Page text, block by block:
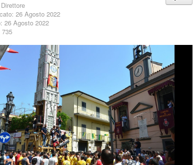
Direttore
26 Agosto 2022
26 Agosto 2022